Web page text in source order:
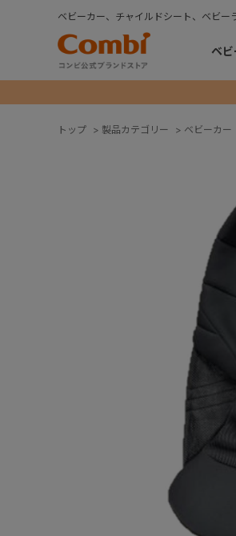
ベビーカー、チャイルドシート、ベビー
ベ
トップ > 製品カテゴリー > ベビーカー